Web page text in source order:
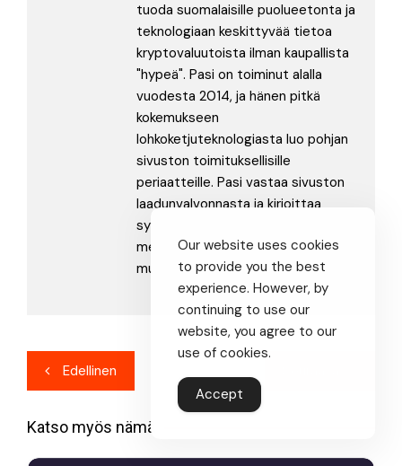
tuoda suomalaisille puolueetonta ja
teknologiaan keskittyvää tietoa
kryptovaluutoista ilman kaupallista
"hypeä". Pasi on toiminut alalla
vuodesta 2014, ja hänen pitkä
kokemukseen
lohkoketjuteknologiasta luo pohjan
sivuston toimituksellisille
periaatteille. Pasi vastaa sivuston
laadunvalvonnasta ja kirjoittaa
syväluotaavia artikkeleita alan
merkittävimmistä teknisistä
murroksista.
Artikkelien
selaus
Edellinen
Katso myös nämä
Our website uses cookies
to provide you the best
experience. However, by
continuing to use our
website, you agree to our
use of cookies.
Accept